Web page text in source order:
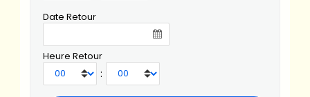
Date Retour
Heure Retour
: